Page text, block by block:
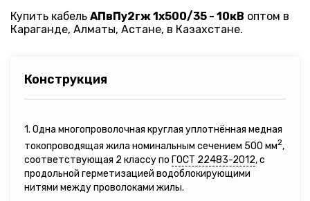
Купить кабель АПвПу2гж 1х500/35 - 10кВ оптом в
Караганде, Алматы, Астане, в Казахстане.
Конструкция
1. Одна многопроволочная круглая уплотнённая медная
токопроводящая жила номинальным сечением 500 мм2,
соответствующая 2 классу по ГОСТ 22483-2012, с
продольной герметизацией водоблокирующими
нитями между проволоками жилы.